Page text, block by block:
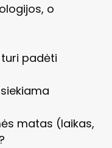
o
padėti
matas (laikas,